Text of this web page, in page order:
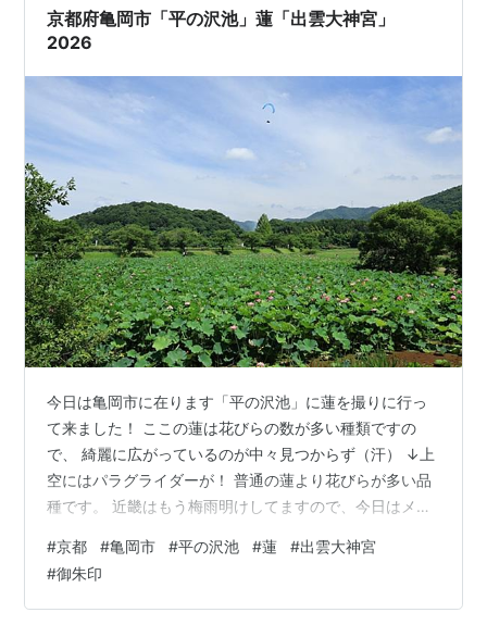
キング参加中自動…
京都府亀岡市「平の沢池」蓮「出雲大神宮」
2026
今日は亀岡市に在ります「平の沢池」に蓮を撮りに行っ
て来ました！ ここの蓮は花びらの数が多い種類ですの
で、 綺麗に広がっているのが中々見つからず（汗） ↓上
空にはパラグライダーが！ 普通の蓮より花びらが多い品
種です。 近畿はもう梅雨明けしてますので、今日はメチ
す。 ↓神乃磐座です。 ↓沢山の風鈴が飾って有りまし
た。 ↓手書きの御朱印は500円で、書き置きの特別御朱
印は1000円です。 ↓よろしかったら、下記バーナーをク
#京都 #亀岡市 #平の沢池 #蓮 #出雲大神宮
#御朱印